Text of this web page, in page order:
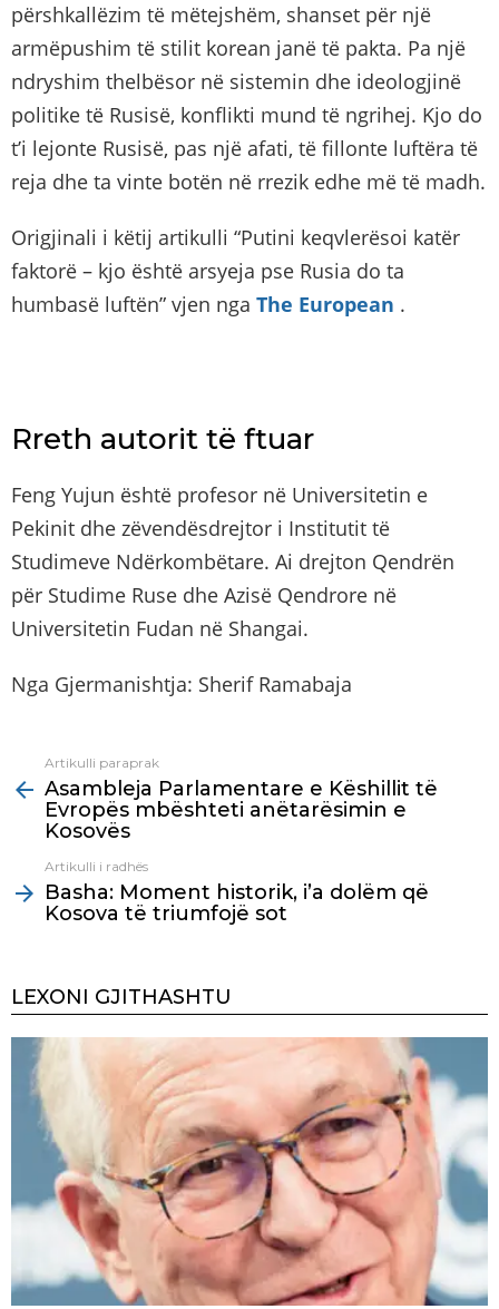
përshkallëzim të mëtejshëm, shanset për një
armëpushim të stilit korean janë të pakta. Pa një
ndryshim thelbësor në sistemin dhe ideologjinë
politike të Rusisë, konflikti mund të ngrihej. Kjo do
t’i lejonte Rusisë, pas një afati, të fillonte luftëra të
reja dhe ta vinte botën në rrezik edhe më të madh.
Origjinali i këtij artikulli “Putini keqvlerësoi katër
faktorë – kjo është arsyeja pse Rusia do ta
humbasë luftën” vjen nga The European .
Rreth autorit të ftuar
Feng Yujun është profesor në Universitetin e
Pekinit dhe zëvendësdrejtor i Institutit të
Studimeve Ndërkombëtare. Ai drejton Qendrën
për Studime Ruse dhe Azisë Qendrore në
Universitetin Fudan në Shangai.
Nga Gjermanishtja: Sherif Ramabaja
more
Artikulli paraprak
Asambleja Parlamentare e Këshillit të
Evropës mbështeti anëtarësimin e
Kosovës
Artikulli i radhës
Basha: Moment historik, i’a dolëm që
Kosova të triumfojë sot
LEXONI GJITHASHTU